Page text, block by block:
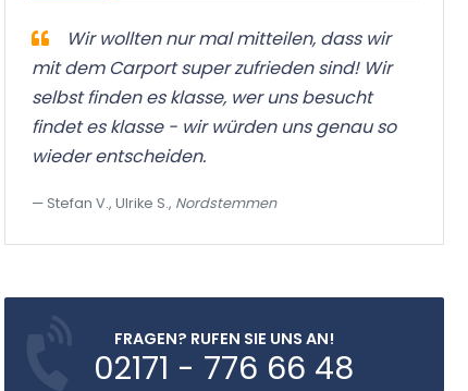
Wir wollten nur mal mitteilen, dass wir
mit dem Carport super zufrieden sind! Wir
selbst finden es klasse, wer uns besucht
findet es klasse - wir würden uns genau so
wieder entscheiden.
Stefan V., Ulrike S., Nordstemmen
FRAGEN? RUFEN SIE UNS AN!
02171 - 776 66 48